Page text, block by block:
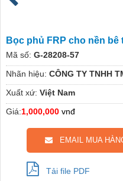
Bọc phủ FRP cho nền bê
Mã số: G-28208-57
Nhãn hiệu: CÔNG TY TNHH
Xuất xứ: Việt Nam
Giá:1,000,000 vnđ
EMAIL MUA
Tải file PDF